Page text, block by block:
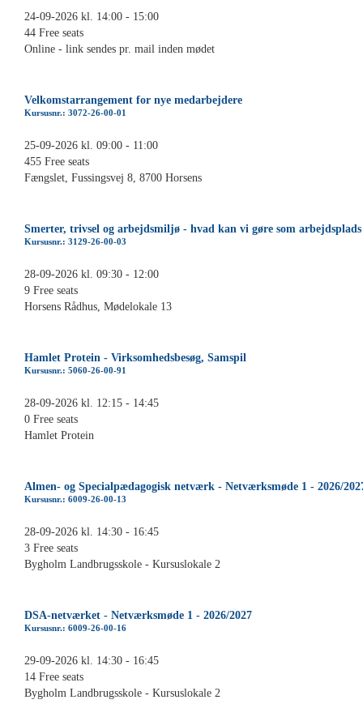
24-09-2026 kl. 14:00 - 15:00
44 Free seats
Online - link sendes pr. mail inden mødet
Velkomstarrangement for nye medarbejdere
Kursusnr.: 3072-26-00-01
25-09-2026 kl. 09:00 - 11:00
455 Free seats
Fængslet, Fussingsvej 8, 8700 Horsens
Smerter, trivsel og arbejdsmiljø - hvad kan vi gøre som arbejdsplads
Kursusnr.: 3129-26-00-03
28-09-2026 kl. 09:30 - 12:00
9 Free seats
Horsens Rådhus, Mødelokale 13
Hamlet Protein - Virksomhedsbesøg, Samspil
Kursusnr.: 5060-26-00-91
28-09-2026 kl. 12:15 - 14:45
0 Free seats
Hamlet Protein
Almen- og Specialpædagogisk netværk - Netværksmøde 1 - 2026/
Kursusnr.: 6009-26-00-13
28-09-2026 kl. 14:30 - 16:45
3 Free seats
Bygholm Landbrugsskole - Kursuslokale 2
DSA-netværket - Netværksmøde 1 - 2026/2027
Kursusnr.: 6009-26-00-16
29-09-2026 kl. 14:30 - 16:45
14 Free seats
Bygholm Landbrugsskole - Kursuslokale 2